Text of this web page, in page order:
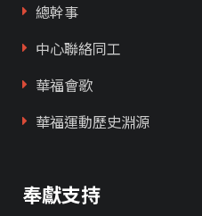
總幹事
中心聯絡同工
華福會歌
華福運動歷史淵源
奉獻支持